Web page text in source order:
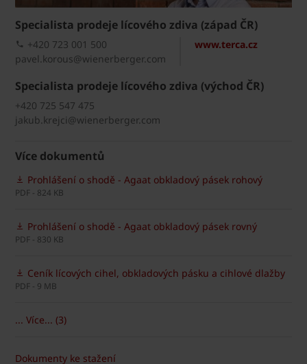
Specialista prodeje lícového zdiva (západ ČR)
www.terca.cz
+420 723 001 500
pavel.korous@wienerberger.com
Specialista prodeje lícového zdiva (východ ČR)
+420 725 547 475
jakub.krejci@wienerberger.com
Více dokumentů
Prohlášení o shodě - Agaat obkladový pásek rohový
PDF - 824 KB
Prohlášení o shodě - Agaat obkladový pásek rovný
PDF - 830 KB
Ceník lícových cihel, obkladových pásku a cihlové dlažby
PDF - 9 MB
... Více... (3)
Dokumenty ke stažení